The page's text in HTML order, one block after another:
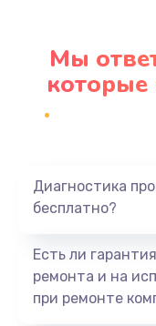
Мы
Диагностика
бесплатно?
Есть ли
ремонта и на
при ремонте